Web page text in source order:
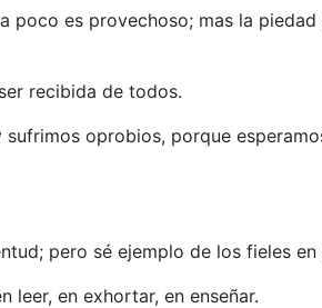
poco es provechoso; mas la
recibida de todos.
oprobios, porque
pero sé ejemplo de los fieles
leer, en exhortar, en enseñar.